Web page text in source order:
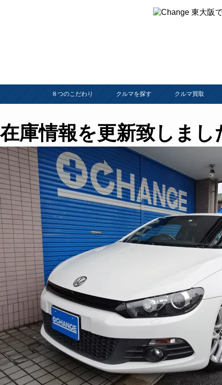
８つのこだわり クルマを探す クルマ買取
在庫情報を更新致しまし